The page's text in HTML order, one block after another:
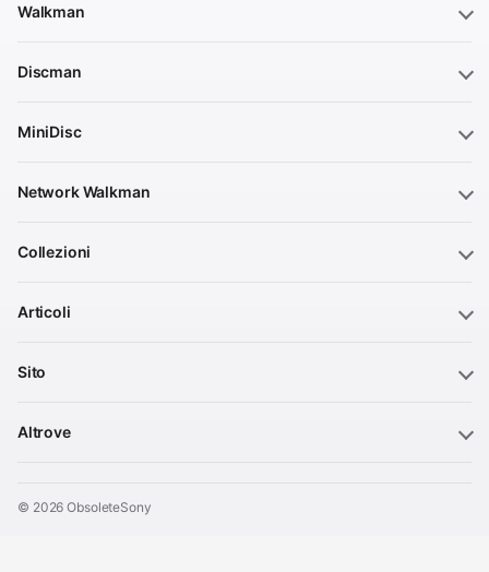
Walkman
Discman
MiniDisc
Network Walkman
Collezioni
Articoli
Sito
Altrove
© 2026 ObsoleteSony